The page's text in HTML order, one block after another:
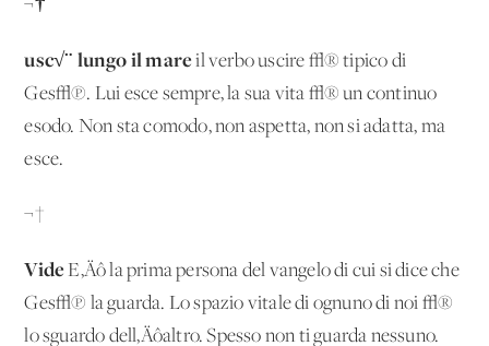
usc√¨ lungo il mareil verbo uscire √® tipico di
Ges√π. Lui esce sempre, la sua vita √® un continuo
esodo. Non sta comodo, non aspetta, non si adatta, ma
esce.
¬†
VideE‚Äô la prima persona del vangelo di cui si dice che
Ges√π la guarda. Lo spazio vitale di ognuno di noi √®
lo sguardo dell‚Äôaltro. Spesso non ti guarda nessuno.